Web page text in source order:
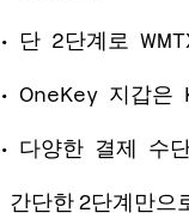
단 2단계로
OneKey 지갑은
다양한 결제 수
간단한 2단계만으